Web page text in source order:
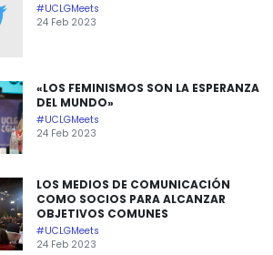
#UCLGMeets
24 Feb 2023
«LOS FEMINISMOS SON LA ESPERANZA
DEL MUNDO»
#UCLGMeets
24 Feb 2023
LOS MEDIOS DE COMUNICACIÓN
COMO SOCIOS PARA ALCANZAR
OBJETIVOS COMUNES
#UCLGMeets
24 Feb 2023